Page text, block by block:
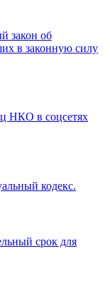
закон об
в законную силу
НКО в соцсетях
кодекс.
срок для